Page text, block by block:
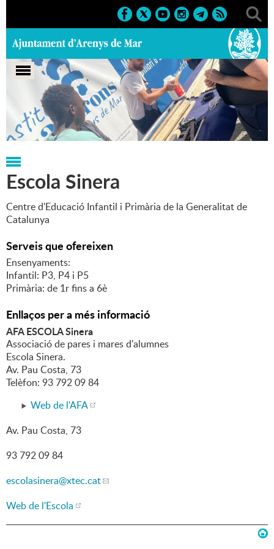
Portada > Regidories > Educació > Equipaments i serveis
Escola Sinera
Centre d'Educació Infantil i Primària de la Generalitat de
Catalunya
Serveis que ofereixen
Ensenyaments:
Infantil: P3, P4 i P5
Primària: de 1r fins a 6è
Enllaços per a més informació
AFA ESCOLA Sinera
Associació de pares i mares d'alumnes
Escola Sinera.
Av. Pau Costa, 73
Telèfon: 93 792 09 84
Web de l'AFA
Av. Pau Costa, 73
93 792 09 84
escolasinera@xtec.cat
Web de l'Escola